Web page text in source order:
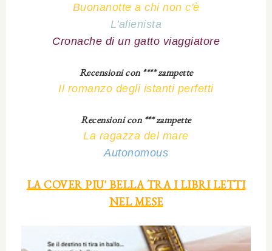
Buonanotte a chi non c'è
L'alienista
Cronache di un gatto viaggiatore
Recensioni con **** zampette
Il romanzo degli istanti perfetti
Recensioni con *** zampette
La ragazza del mare
Autonomous
LA COVER PIU' BELLA TRA I LIBRI LETTI
NEL MESE